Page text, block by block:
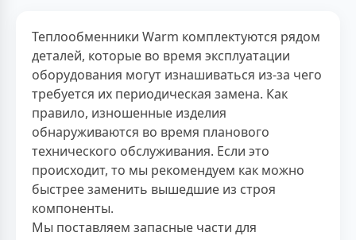
Теплообменники Warm комплектуются рядом
деталей, которые во время эксплуатации
оборудования могут изнашиваться из-за чего
требуется их периодическая замена. Как
правило, изношенные изделия
обнаруживаются во время планового
технического обслуживания. Если это
происходит, то мы рекомендуем как можно
быстрее заменить вышедшие из строя
компоненты.
Мы поставляем запасные части для